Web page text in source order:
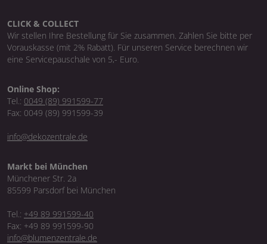
CLICK & COLLECT
Wir stellen Ihre Bestellung für Sie zusammen. Zahlen Sie bitte per
Vorauskasse (mit 2% Rabatt). Für unseren Service berechnen wir
eine Servicepauschale von 5,- Euro.
Online Shop:
Tel.: 0049 (89) 991599-77
Fax: 0049 (89) 991599-39
info@dekozentrale.de
Markt bei München
Münchener Str. 2a
85599 Parsdorf bei München
Tel.: +49 89 991599-40
Fax: +49 89 991599-90
info@blumenzentrale.de